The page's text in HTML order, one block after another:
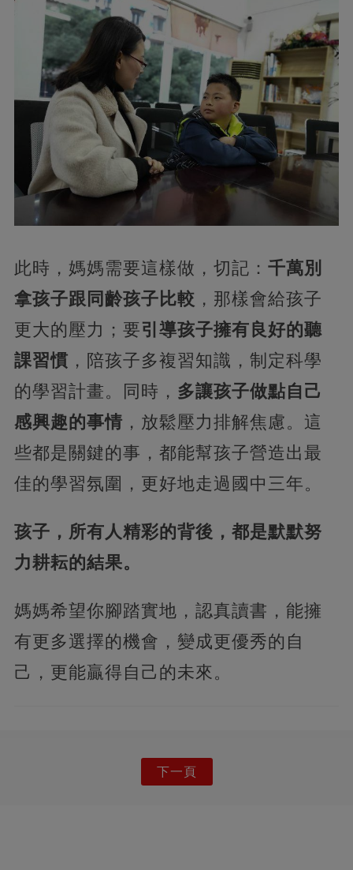
此時，媽媽需要這樣做，切記： 千萬別
拿孩子跟同齡孩子比較 ，那樣會給孩子
更大的壓力；要引導孩子擁有良好的聽
課習慣 ，陪孩子多複習知識，制定科學
的學習計畫。同時， 多讓孩子做點自己
感興趣的事情 ，放鬆壓力排解焦慮。這
些都是關鍵的事，都能幫孩子營造出最
佳的學習氛圍，更好地走過國中三年。
孩子，所有人精彩的背後，都是默默努
力耕耘的結果。
媽媽希望你腳踏實地，認真讀書，能擁
有更多選擇的機會，變成更優秀的自
己，更能贏得自己的未來。
下一頁